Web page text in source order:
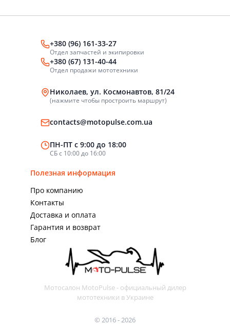
Мотосалон MotoPulse - официальный дилер
мототехники в Украине
© 2016 - 2026
Полезная информация
Про компанию
Контакты
Доставка и оплата
Гарантия и возврат
Блог
+380 (96) 161-33-27
Отдел запчастей и экипировки
+380 (67) 131-40-44
Отдел продажи мототехники
Николаев, ул. Космонавтов, 81/24
(нажмите чтобы простроить маршрут)
contacts@motopulse.com.ua
ПН-ПТ с 9:00 до 18:00
СБ с 10:00 до 16:00